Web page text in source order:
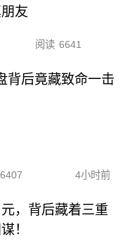
友
阅读 6641
背后竟藏致命一击
6407 4小时前
，背后藏着三重
！